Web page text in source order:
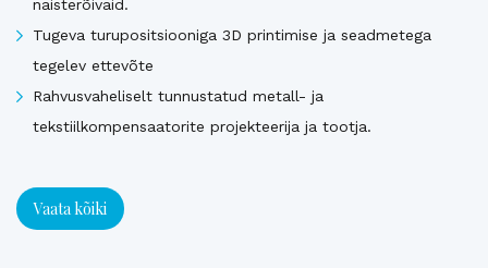
naisterõivaid.
Tugeva turupositsiooniga 3D printimise ja seadmetega
tegelev ettevõte
Rahvusvaheliselt tunnustatud metall- ja
tekstiilkompensaatorite projekteerija ja tootja.
Vaata kõiki